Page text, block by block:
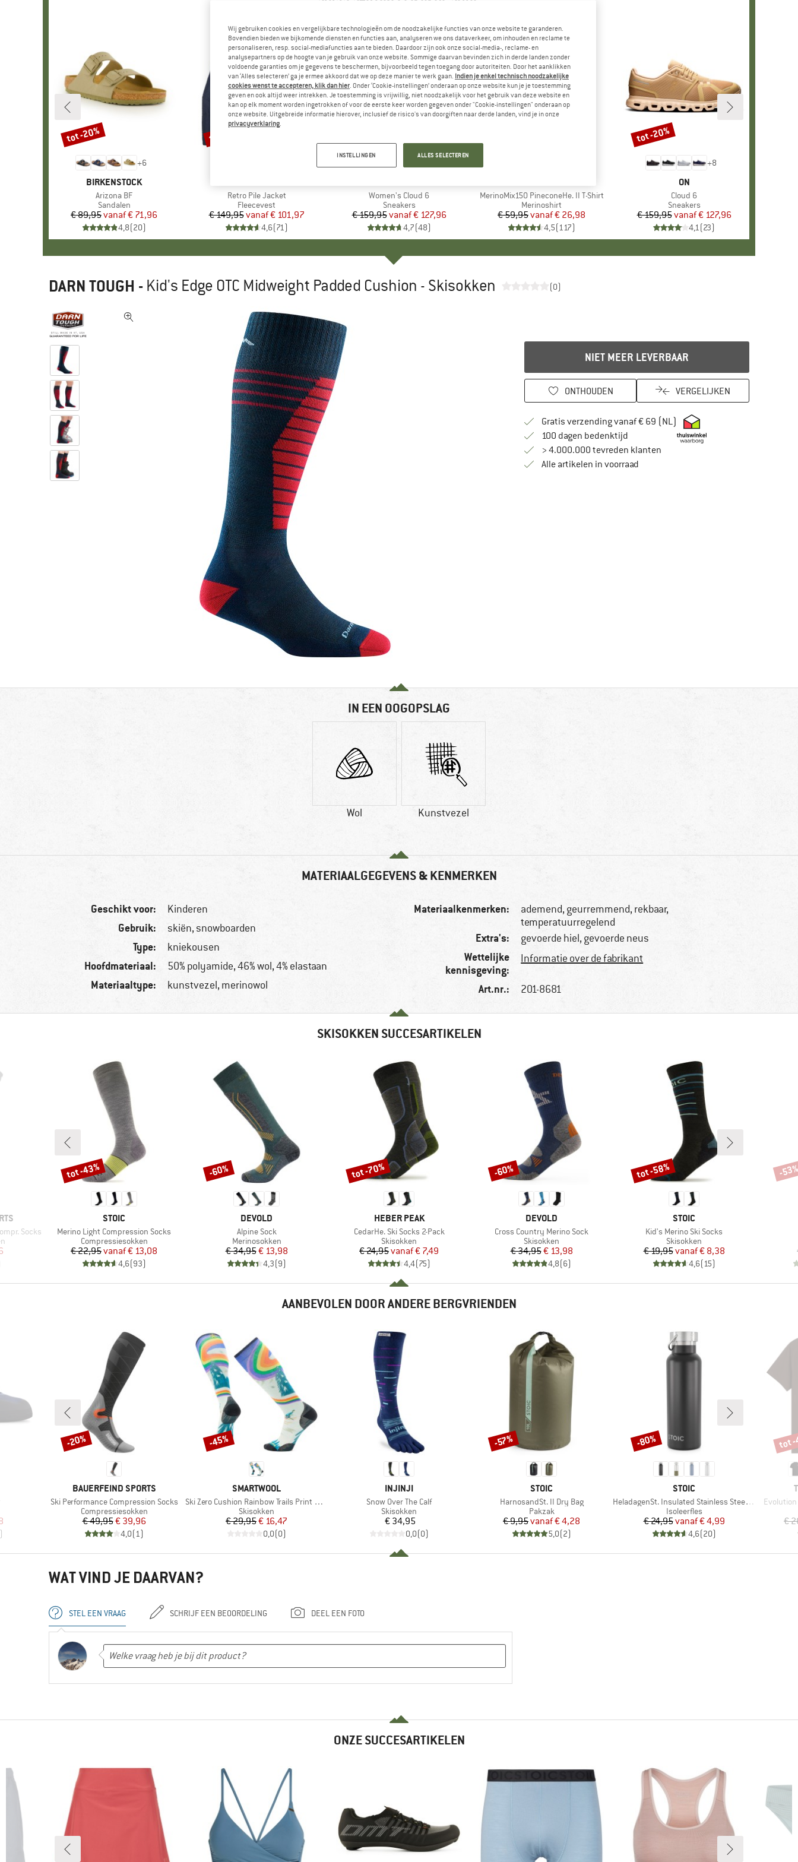
+6
MERK
BIRKENSTOCK
Artikel
Arizona BF
Productgroep
Sandalen
Prijs
€ 89,95 Verlaagde prijs
vanaf€ 71,96
4,8(20)
Korting
tot -20%
Artikel
Retro Pile Jacket
Productgroep
Fleecevest
Prijs
€ 149,95 Verlaagde prijs
vanaf€ 101,97
4,6(71)
Korting
tot -32%
Artikel
Women's Cloud 6
Productgroep
Sneakers
Prijs
€ 159,95 Verlaagde prijs
vanaf€ 127,96
4,7(48)
Artikel
MerinoMix150 PineconeHe. II T-Shirt
Productgroep
Merinoshirt
Prijs
€ 59,95 Verlaagde prijs
vanaf€ 26,98
4,5(117)
+8
MERK
ON
Artikel
Cloud 6
Productgroep
Sneakers
Prijs
€ 159,95 Verlaagde prijs
vanaf€ 127,96
4,1(23)
Korting
tot -20%
DARN TOUGH - Kid's Edge OTC Midweight Padded Cushion - Skisokken (0)
NIET MEER LEVERBAAR
ONTHOUDEN VERGELIJKEN
Gratis verzending vanaf € 69 (NL) Vind hier de
100 dagen bedenktijdVind de betalingsinformatie hier! Opent in
> 4.000.000 tevreden klanten
Alle artikelen in voorraad
IN EEN OOGOPSLAG
Wol Kunstvezel
MATERIAALGEGEVENS & KENMERKEN
Geschikt voor: Kinderen
Gebruik: skiën, snowboarden
Type: kniekousen
Hoofdmateriaal: 50% polyamide, 46% wol, 4% elastaan
Materiaaltype: kunstvezel, merinowol
Materiaalkenmerken:
ademend, geurremmend, rekbaar,
temperatuurregelend
Extra's: gevoerde hiel, gevoerde neus
Wettelijke
kennisgeving:
Informatie over de fabrikant
Art.nr.: 201-8681
SKISOKKEN SUCCESARTIKELEN
Socks
prijs
MERK
STOIC
Artikel
Merino Light Compression Socks
Productgroep
Compressiesokken
Prijs
€ 22,95 Verlaagde prijs
vanaf€ 13,08
4,6(93)
Korting
tot -43%
MERK
DEVOLD
Artikel
Alpine Sock
Productgroep
Merinosokken
Prijs
€ 34,95Verlaagde prijs
€ 13,98
4,3(9)
Korting
-60%
MERK
HEBER PEAK
Artikel
CedarHe. Ski Socks 2-Pack
Productgroep
Skisokken
Prijs
€ 24,95 Verlaagde prijs
vanaf€ 7,49
4,4(75)
Korting
tot -70%
MERK
DEVOLD
Artikel
Cross Country Merino Sock
Productgroep
Skisokken
Prijs
€ 34,95Verlaagde prijs
€ 13,98
4,8(6)
Korting
-60%
MERK
STOIC
Artikel
Kid's Merino Ski Socks
Productgroep
Skisokken
Prijs
€ 19,95 Verlaagde prijs
vanaf€ 8,38
4,6(15)
Korting
tot -58% -
AANBEVOLEN DOOR ANDERE BERGVRIENDEN
prijs
MERK
BAUERFEIND SPORTS
Artikel
Ski Performance Compression Socks
Productgroep
Compressiesokken
Prijs
€ 49,95Verlaagde prijs
€ 39,96
4,0(1)
Korting
-20%
MERK
SMARTWOOL
Artikel
Ski Zero Cushion Rainbow Trails Print OTC Socks
Productgroep
Skisokken
Prijs
€ 29,95Verlaagde prijs
€ 16,47
0,0(0)
Korting
-45%
MERK
INJINJI
Artikel
Snow Over The Calf
Productgroep
Skisokken
Prijs
€ 34,95
0,0(0)
MERK
STOIC
Artikel
HarnosandSt. II Dry Bag
Productgroep
Pakzak
Prijs
€ 9,95 Verlaagde prijs
vanaf€ 4,28
5,0(2)
Korting
-57%
MERK
STOIC
Artikel
HeladagenSt. Insulated Stainless Steel Bottle 500
Productgroep
Isoleerfles
Prijs
€ 24,95 Verlaagde prijs
vanaf€ 4,99
4,6(20)
Korting
-80%
Artikel
Evolution
€
tot
WAT VIND JE DAARVAN?
STEL EEN VRAAG SCHRIJF EEN BEOORDELING DEEL EEN FOTO
ONZE SUCCESARTIKELEN
Wij gebruiken cookies en vergelijkbare technologieën om de noodzakelijke functies van onze website te garanderen.
Bovendien bieden we bijkomende diensten en functies aan, analyseren we ons dataverkeer, om inhouden en reclame te
personaliseren, resp. social-mediafuncties aan te bieden. Daardoor zijn ook onze social-media-, reclame- en
analysepartners op de hoogte van je gebruik van onze website. Sommige daarvan bevinden zich in derde landen zonder
voldoende garanties om je gegevens te beschermen, bijvoorbeeld tegen toegang door autoriteiten. Door het aanklikken
van ‘Alles selecteren’ ga je ermee akkoord dat we op deze manier te werk gaan. Indien je enkel technisch noodzakelijke
cookies wenst te accepteren, klik dan hier. Onder ‘Cookie-instellingen’ onderaan op onze website kun je je toestemming
geven en ook altijd weer intrekken. Je toestemming is vrijwillig, niet noodzakelijk voor het gebruik van deze website en
kan op elk moment worden ingetrokken of voor de eerste keer worden gegeven onder "Cookie-instellingen" onderaan op
onze website. Uitgebreide informatie hierover, inclusief de risico's van doorgiften naar derde landen, vind je in onze
privacyverklaring.
INSTELLINGEN ALLES SELECTEREN